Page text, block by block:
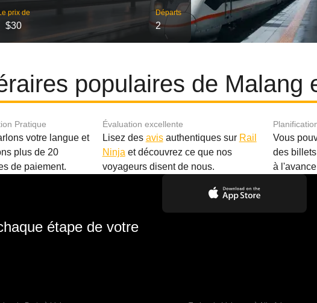
prix de
$30
Départs
2
populaires de Malang
Pratique
votre langue et
plus de 20
de paiement.
Évaluation excellente
Lisez des avisauthentiques sur Rail
Ninja et découvrez ce que nos
voyageurs disent de nous.
Vous
des
à
étape de votre